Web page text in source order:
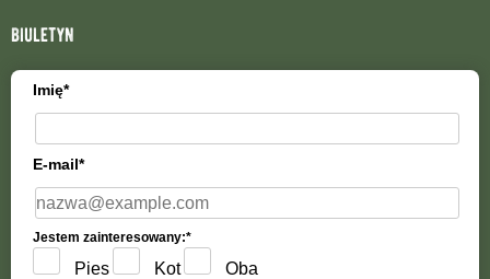
biuletyn
Imię*
E-mail*
Jestem zainteresowany:*
Pies Kot Oba